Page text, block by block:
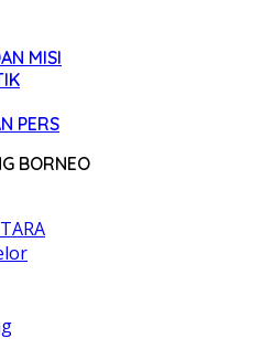
MISI
PERS
BORNEO